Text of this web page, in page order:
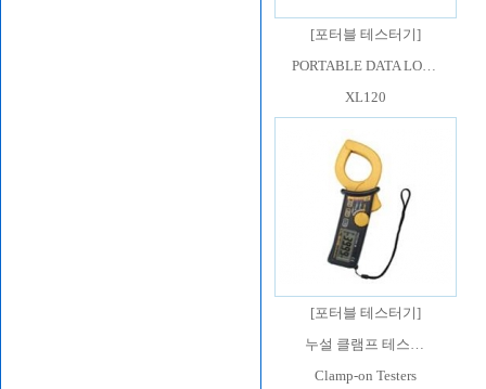
[포터블 테스터기 ]
PORTABLE DATA LO…
XL120
[포터블 테스터기 ]
누설 클램프 테스…
Clamp-on Testers